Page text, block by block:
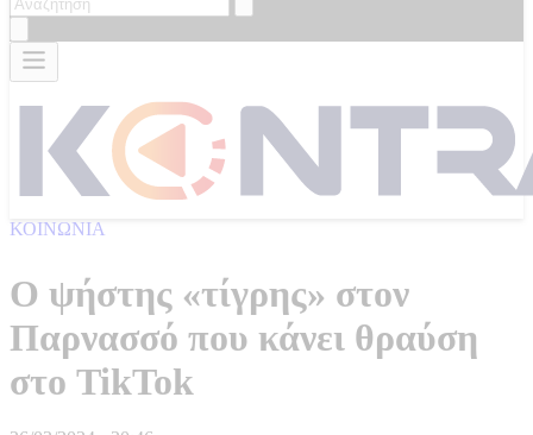
ΚΟΙΝΩΝΙΑ
Ο ψήστης «τίγρης» στον
Παρνασσό που κάνει θραύση
στο TikTok